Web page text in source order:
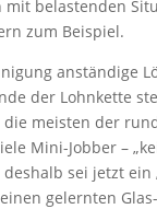
belastenden
zum Beispiel.
anständige
der Lohnkette
meisten der
Mini-Jobber –
sei jetzt
gelernten